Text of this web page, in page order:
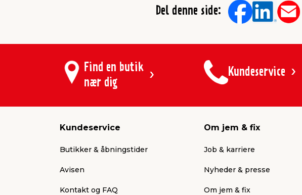
Del denne side:
Find en butik
nær dig
Kundeservice
Kundeservice
Butikker & åbningstider
Avisen
Kontakt og FAQ
Om jem & fix
Job & karriere
Nyheder & presse
Om jem & fix